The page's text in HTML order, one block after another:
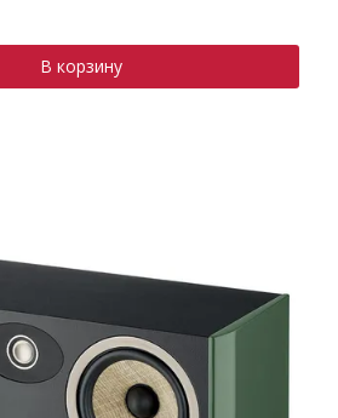
В корзину